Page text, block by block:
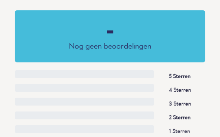
-
Nog geen beoordelingen
5 Sterren
4 Sterren
3 Sterren
2 Sterren
1 Sterren